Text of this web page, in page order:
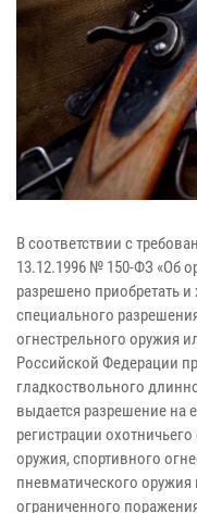
В соответствии с
13.12.1996 № 150-ФЗ «Об
разрешено приобретать
специального
огнестрельного оружия
Российской Федерации
гладкоствольного
выдается разрешение на
регистрации
оружия, спортивного
пневматического
ограниченного